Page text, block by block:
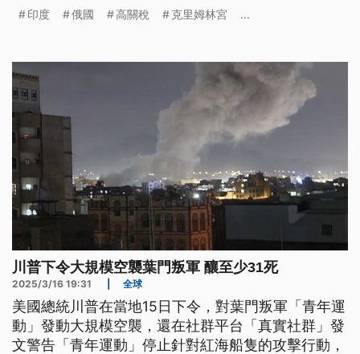
「毫無正當性且不合理」的。此外，針對川普近期下
式宣布，不再遵守1987年簽署的《中程核飛彈條
約》。
印度 俄國 高關稅 克里姆林宮 ...
川普下令大規模空襲葉門叛軍 釀至少31死
2025/3/16 19:31 全球
美國總統川普在當地15日下令，對葉門叛軍「青年運
動」發動大規模空襲，還在社群平台「真實社群」發
文警告「青年運動」停止針對紅海船隻的攻擊行動，